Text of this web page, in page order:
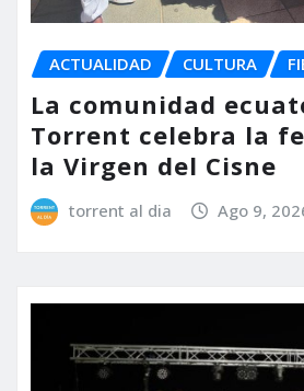
ACTUALIDAD CULTURA
La comunidad
Torrent celebra la
la Virgen del Cisne
torrent al dia Ago 9,